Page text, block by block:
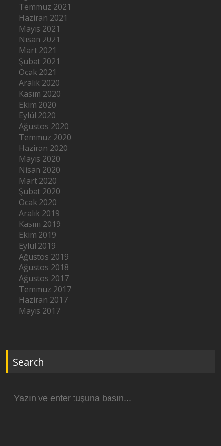
Temmuz 2021
Haziran 2021
Mayıs 2021
Nisan 2021
Mart 2021
Şubat 2021
Ocak 2021
Aralık 2020
Kasım 2020
Ekim 2020
Eylül 2020
Ağustos 2020
Temmuz 2020
Haziran 2020
Mayıs 2020
Nisan 2020
Mart 2020
Şubat 2020
Ocak 2020
Aralık 2019
Kasım 2019
Ekim 2019
Eylül 2019
Ağustos 2019
Ağustos 2018
Ağustos 2017
Temmuz 2017
Haziran 2017
Mayıs 2017
Search
yap: